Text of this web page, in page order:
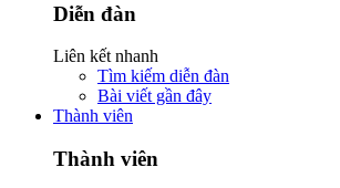
Diễn đàn
Liên kết nhanh
Tìm kiếm diễn đàn
Bài viết gần đây
Thành viên
Thành viên